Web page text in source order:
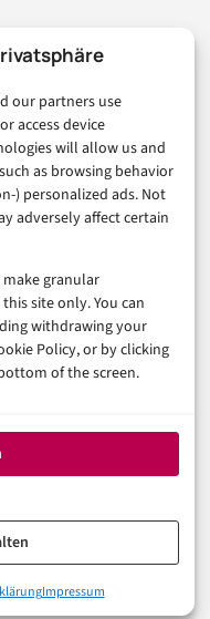
our partners use
access device
will allow us and
as browsing behavior
) personalized ads. Not
adversely affect certain
granular
site only. You can
withdrawing your
Policy, or by clicking
of the screen.
Impressum